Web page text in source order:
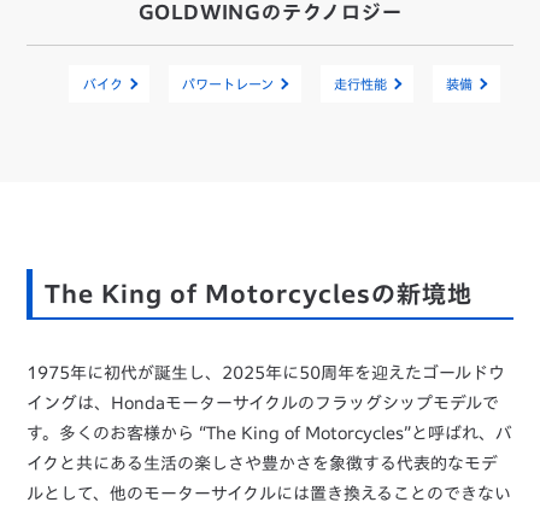
GOLDWINGのテクノロジー
バイク パワートレーン 走行性能 装備
The King of Motorcyclesの新境地
1975年に初代が誕生し、2025年に50周年を迎えたゴールドウ
イングは、Hondaモーターサイクルのフラッグシップモデルで
す。多くのお客様から “The King of Motorcycles”と呼ばれ、バ
イクと共にある生活の楽しさや豊かさを象徴する代表的なモデ
ルとして、他のモーターサイクルには置き換えることのできない